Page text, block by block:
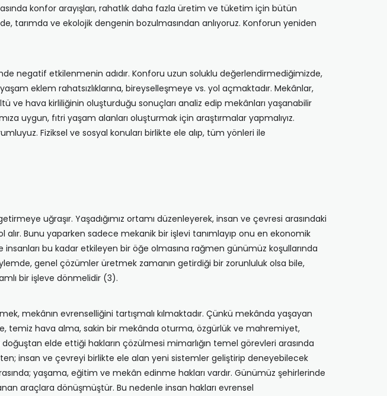
konfor arayışları, rahatlık daha fazla üretim ve tüketim için bütün
tarımda ve ekolojik dengenin bozulmasından anlıyoruz. Konforun yeniden
negatif etkilenmenin adıdır. Konforu uzun soluklu değerlendirmediğimizde,
eklem rahatsızlıklarına, bireyselleşmeye vs. yol açmaktadır. Mekânlar,
ve hava kirliliğinin oluşturduğu sonuçları analiz edip mekânları yaşanabilir
uygun, fıtri yaşam alanları oluşturmak için araştırmalar yapmalıyız.
Fiziksel ve sosyal konuları birlikte ele alıp, tüm yönleri ile
uğraşır. Yaşadığımız ortamı düzenleyerek, insan ve çevresi arasındaki
Bunu yaparken sadece mekanik bir işlevi tanımlayıp onu en ekonomik
bu kadar etkileyen bir öğe olmasına rağmen günümüz koşullarında
genel çözümler üretmek zamanın getirdiği bir zorunluluk olsa bile,
bir işleve dönmelidir (3).
mekânın evrenselliğini tartışmalı kılmaktadır. Çünkü mekânda yaşayan
temiz hava alma, sakin bir mekânda oturma, özgürlük ve mahremiyet,
elde ettiği hakların çözülmesi mimarlığın temel görevleri arasında
insan ve çevreyi birlikte ele alan yeni sistemler geliştirip deneyebilecek
yaşama, eğitim ve mekân edinme hakları vardır. Günümüz şehirlerinde
araçlara dönüşmüştür. Bu nedenle insan hakları evrensel